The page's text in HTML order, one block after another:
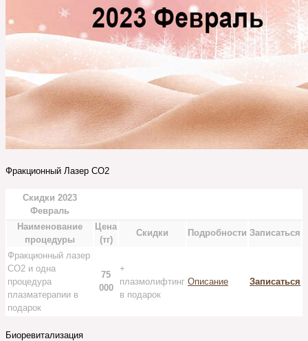
Фракционный Лазер СО2
Скидки 2023
Февраль
Наименование
процедуры
Цена
(тг)
Скидки Подробности Записаться
Фракционный лазер
СО2 и одна
процедура
плазматерапии в
подарок
75
000
+
плазмолифтинг
в подарок
Описание Записаться
Биоревитализация